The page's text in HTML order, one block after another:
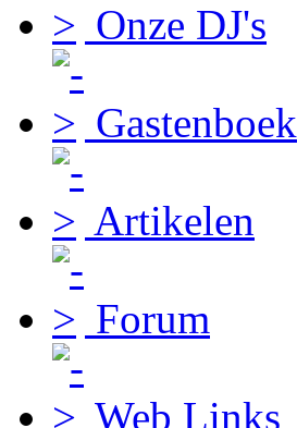
Onze DJ's
Gastenboek
Artikelen
Forum
Web Links